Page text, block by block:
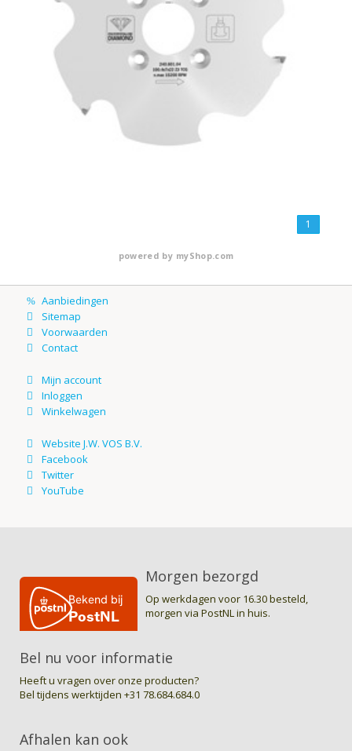
1
powered by myShop.com
Morgen bezorgd
Op werkdagen voor 16.30 besteld,
morgen via PostNL in huis.
Bel nu voor informatie
Heeft u vragen over onze producten?
Bel tijdens werktijden +31 78.684.684.0
Afhalen kan ook